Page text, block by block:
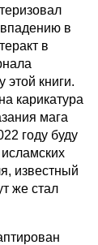
в
в
книги.
карикатура
мага
году буду
известный
же стал